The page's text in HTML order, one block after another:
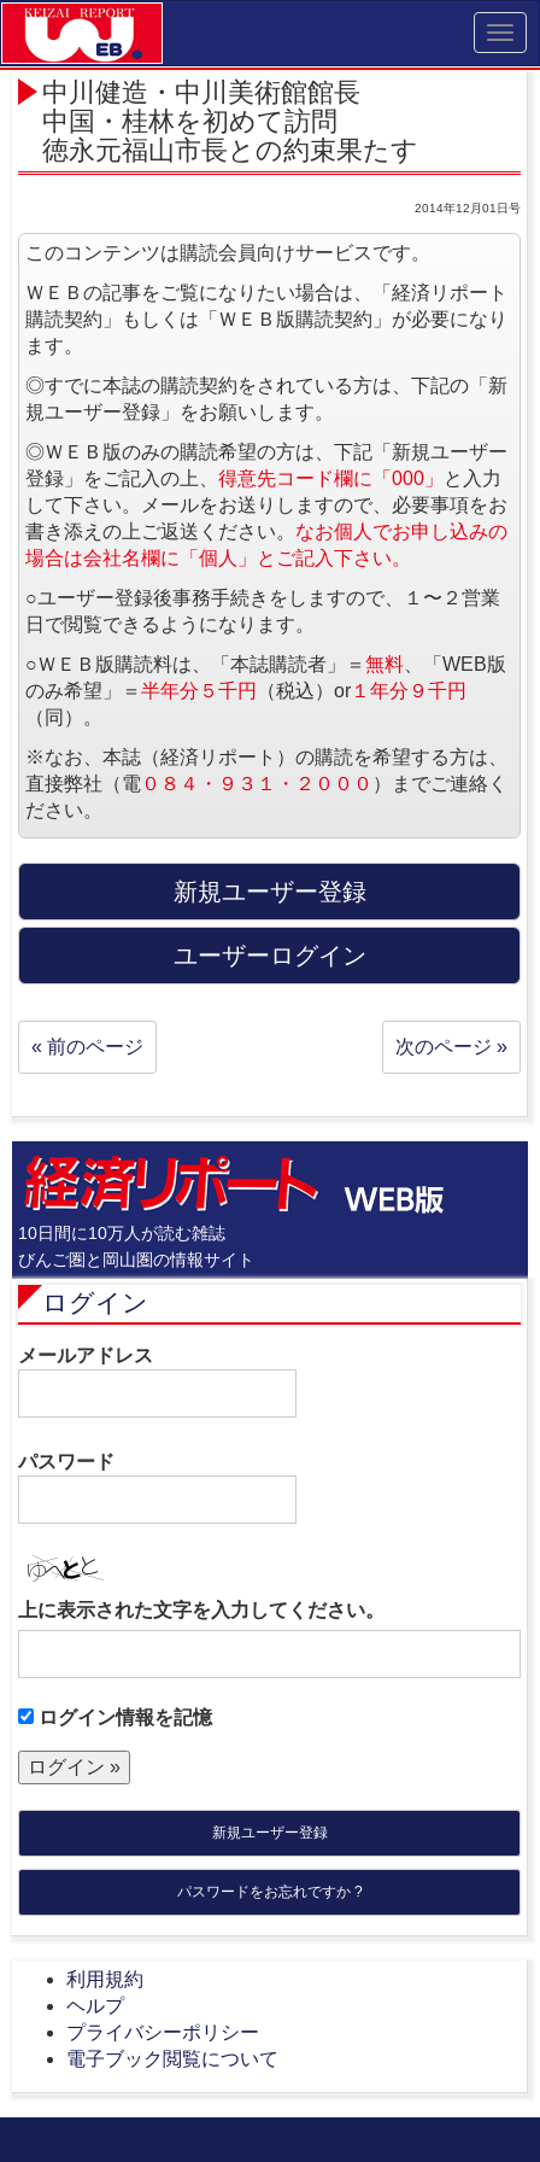
中川健造・中川美術館館長
中国・桂林を初めて訪問
徳永元福山市長との約束果たす
2014年12月01日号
このコンテンツは購読会員向けサービスです。
ＷＥＢの記事をご覧になりたい場合は、「経済リポート
購読契約」もしくは「ＷＥＢ版購読契約」が必要になり
ます。
◎すでに本誌の購読契約をされている方は、下記の「新
規ユーザー登録」をお願いします。
◎ＷＥＢ版のみの購読希望の方は、下記「新規ユーザー
登録」をご記入の上、 得意先コード欄に「000」
と入力
して下さい。メールをお送りしますので、必要事項をお
書き添えの上ご返送ください。 なお個人でお申し込みの
場合は会社名欄に「個人」とご記入下さい。
○ユーザー登録後事務手続きをしますので、１〜２営業
日で閲覧できるようになります。
○ＷＥＢ版購読料は、「本誌購読者」＝ 無料 、「WEB版
のみ希望」＝ 半年分５千円 （税込）or １年分９千円
（同）。
※なお、本誌（経済リポート）の購読を希望する方は、
直接弊社（電 ０８４・９３１・２０００ ）までご連絡く
ださい。
新規ユーザー登録
ユーザーログイン
« 前のページ 次のページ »
10日間に10万人が読む雑誌
びんご圏と岡山圏の情報サイト
ログイン
メールアドレス
パスワード
上に表示された文字を入力してください。
ログイン情報を記憶
新規ユーザー登録
パスワードをお忘れですか ?
利用規約
ヘルプ
プライバシーポリシー
電子ブック閲覧について